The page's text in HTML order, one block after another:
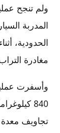
ولم تنجح
المدربة
الحدودية،
مغادرة
وأسفرت
840
تجاويف